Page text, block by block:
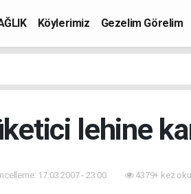
Köylerimiz Gezelim Görelim
lehine
17.03.2007 - 23:00 4379+ kez